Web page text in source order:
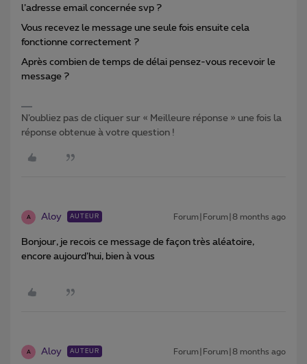
l’adresse email concernée svp ?
Vous recevez le message une seule fois ensuite cela
fonctionne correctement ?
Après combien de temps de délai pensez-vous recevoir le
message ?
N’oubliez pas de cliquer sur « Meilleure réponse » une fois la
réponse obtenue à votre question !
A Aloy AUTEUR Forum|Forum|8 months ago
Bonjour, je recois ce message de façon très aléatoire,
encore aujourd’hui, bien à vous
A Aloy AUTEUR Forum|Forum|8 months ago